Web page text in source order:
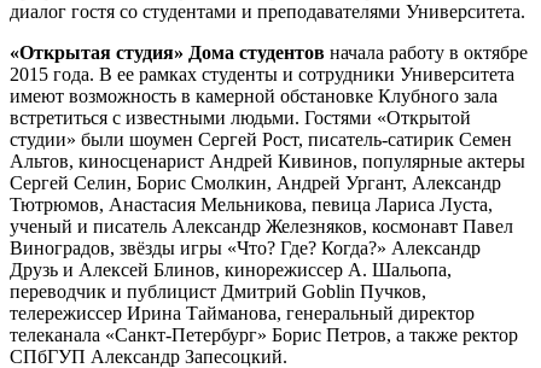
диалог гостя со студентами и преподавателями Университета.
«Открытая студия» Дома студентов начала работу в октябре
2015 года. В ее рамках студенты и сотрудники Университета
имеют возможность в камерной обстановке Клубного зала
встретиться с известными людьми. Гостями «Открытой
студии» были шоумен Сергей Рост, писатель-сатирик Семен
Альтов, киносценарист Андрей Кивинов, популярные актеры
Сергей Селин, Борис Смолкин, Андрей Ургант, Александр
Тютрюмов, Анастасия Мельникова, певица Лариса Луста,
ученый и писатель Александр Железняков, космонавт Павел
Виноградов, звёзды игры «Что? Где? Когда?» Александр
Друзь и Алексей Блинов, кинорежиссер А. Шальопа,
переводчик и публицист Дмитрий Goblin Пучков,
телережиссер Ирина Тайманова, генеральный директор
телеканала «Санкт-Петербург» Борис Петров, а также ректор
СПбГУП Александр Запесоцкий.